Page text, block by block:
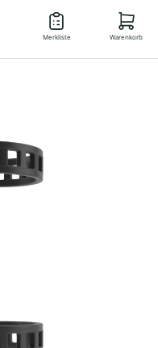
DE
Merkliste Warenkorb